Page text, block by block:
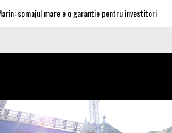
mare e o garantie pentru investitori